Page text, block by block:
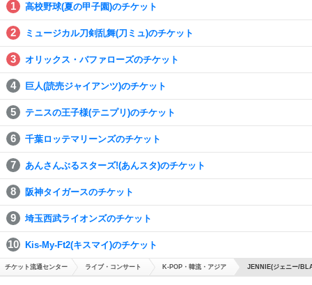
高校野球(夏の甲子園)のチケット
ミュージカル刀剣乱舞(刀ミュ)のチケット
オリックス・バファローズのチケット
巨人(読売ジャイアンツ)のチケット
テニスの王子様(テニプリ)のチケット
千葉ロッテマリーンズのチケット
あんさんぶるスターズ!(あんスタ)のチケット
阪神タイガースのチケット
埼玉西武ライオンズのチケット
Kis-My-Ft2(キスマイ)のチケット
チケット流通センター ライブ・コンサート K-POP・韓流・アジア JENNIE(ジェニー/